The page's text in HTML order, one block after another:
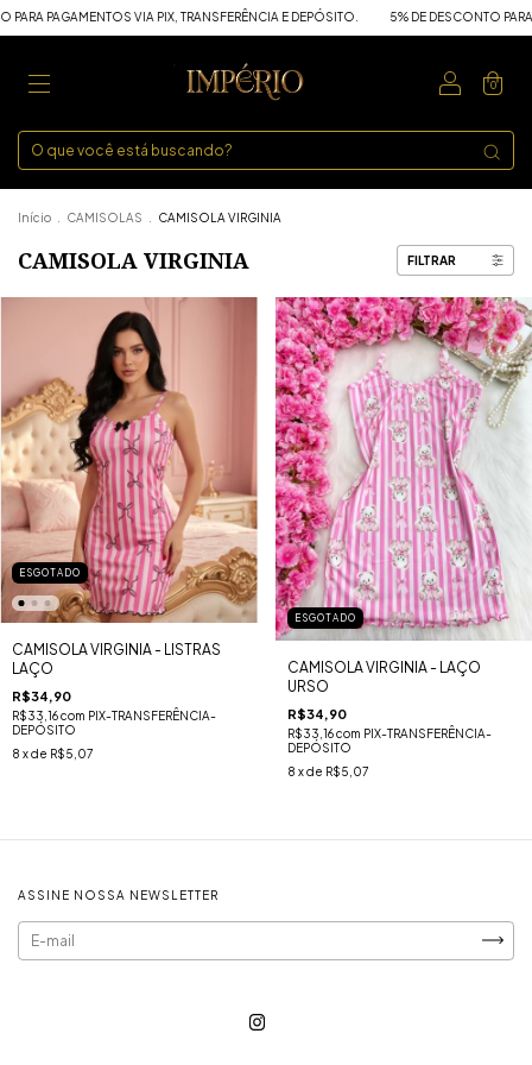
PAGAMENTOS VIA PIX, TRANSFERÊNCIA E DEPÓSITO. 5% DE DESCONTO PARA
0
Início CAMISOLAS CAMISOLA VIRGINIA
CAMISOLA VIRGINIA FILTRAR
ESGOTADO
CAMISOLA VIRGINIA - LISTRAS
LAÇO
R$34,90
R$33,16com PIX-TRANSFERÊNCIA-
DEPÓSITO
8 x de R$5,07
ESGOTADO
CAMISOLA VIRGINIA - LAÇO
URSO
R$34,90
R$33,16com PIX-TRANSFERÊNCIA-
DEPÓSITO
8 x de R$5,07
ASSINE NOSSA NEWSLETTER